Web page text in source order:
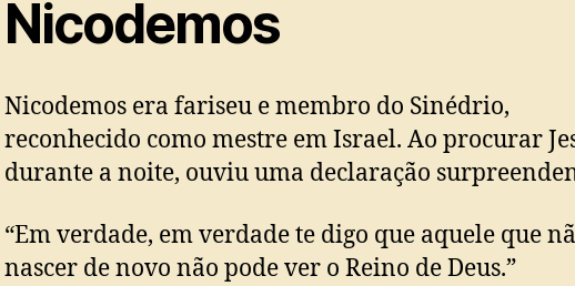
Nicodemos
Nicodemos era fariseu e membro do Sinédrio,
reconhecido como mestre em Israel. Ao procurar
durante a noite, ouviu uma declaração
“Em verdade, em verdade te digo que aquele que
nascer de novo não pode ver o Reino de Deus.”